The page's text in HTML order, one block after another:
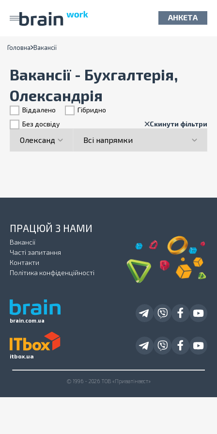
АНКЕТА
Головна Вакансії
Вакансії - Бухгалтерія,
Олександрія
Віддалено
Гiбридно
Без досвіду
Скинути фільтри
brain.com.ua
ПРАЦЮЙ З НАМИ
Вакансії
Часті запитання
Контакти
Політика конфіденційності
itbox.ua
© 1996 - 2026 ТОВ «Приватінвест»